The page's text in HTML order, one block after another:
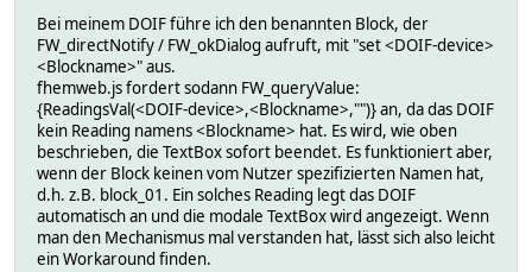
Bei meinem DOIF führe ich den benannten Block, der
FW_directNotify / FW_okDialog aufruft, mit "set <DOIF-device>
<Blockname>" aus.
fhemweb.js fordert sodann FW_queryValue:
{ReadingsVal(<DOIF-device>,<Blockname>,"")} an, da das DOIF
kein Reading namens <Blockname> hat. Es wird, wie oben
beschrieben, die TextBox sofort beendet. Es funktioniert aber,
wenn der Block keinen vom Nutzer spezifizierten Namen hat,
d.h. z.B. block_01. Ein solches Reading legt das DOIF
automatisch an und die modale TextBox wird angezeigt. Wenn
man den Mechanismus mal verstanden hat, lässt sich also leicht
ein Workaround finden.